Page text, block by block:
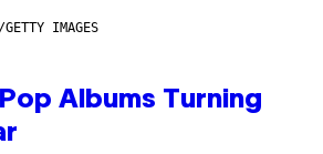
IMAGES
Albums Turning